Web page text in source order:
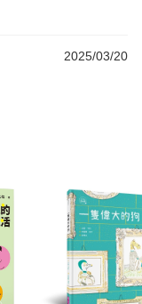
2025/03/20